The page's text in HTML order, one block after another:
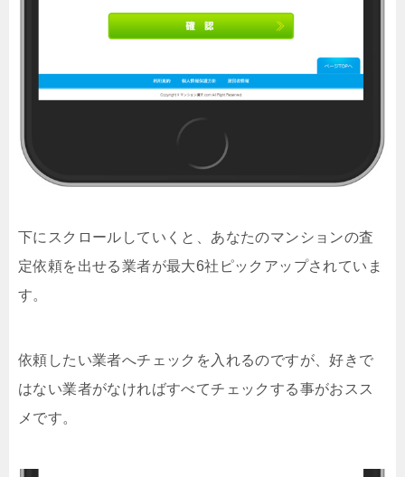
下にスクロールしていくと、あなたのマンションの査
定依頼を出せる業者が最大6社ピックアップされていま
す。
依頼したい業者へチェックを入れるのですが、好きで
はない業者がなければすべてチェックする事がおスス
メです。